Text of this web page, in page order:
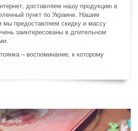
доставляем нашу продукцию в
пункт по Украине. Нашим
мы предоставляем скидку и массу
заинтересованы в длительном
– воспоминание, к которому